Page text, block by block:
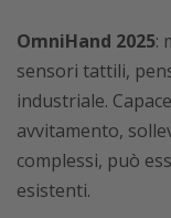
OmniHand 2025:
sensori tattili,
industriale.
avvitamento,
complessi, può
esistenti.